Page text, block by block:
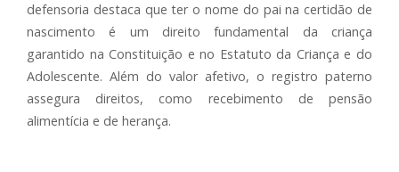
defensoria destaca que ter o nome do pai na certidão de
nascimento é um direito fundamental da criança
garantido na Constituição e no Estatuto da Criança e do
Adolescente. Além do valor afetivo, o registro paterno
assegura direitos, como recebimento de pensão
alimentícia e de herança.